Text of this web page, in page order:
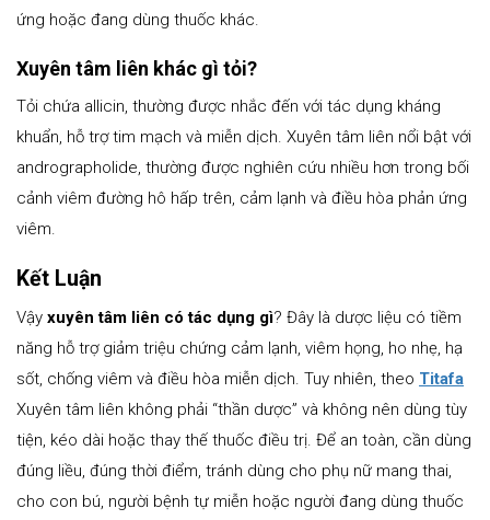
ứng hoặc đang dùng thuốc khác.
Xuyên tâm liên khác gì tỏi?
Tỏi chứa allicin, thường được nhắc đến với tác dụng kháng
khuẩn, hỗ trợ tim mạch và miễn dịch. Xuyên tâm liên nổi bật với
andrographolide, thường được nghiên cứu nhiều hơn trong bối
cảnh viêm đường hô hấp trên, cảm lạnh và điều hòa phản ứng
viêm.
Kết Luận
Vậy xuyên tâm liên có tác dụng gì? Đây là dược liệu có tiềm
năng hỗ trợ giảm triệu chứng cảm lạnh, viêm họng, ho nhẹ, hạ
sốt, chống viêm và điều hòa miễn dịch. Tuy nhiên, theo Titafa
Xuyên tâm liên không phải “thần dược” và không nên dùng tùy
tiện, kéo dài hoặc thay thế thuốc điều trị. Để an toàn, cần dùng
đúng liều, đúng thời điểm, tránh dùng cho phụ nữ mang thai,
cho con bú, người bệnh tự miễn hoặc người đang dùng thuốc